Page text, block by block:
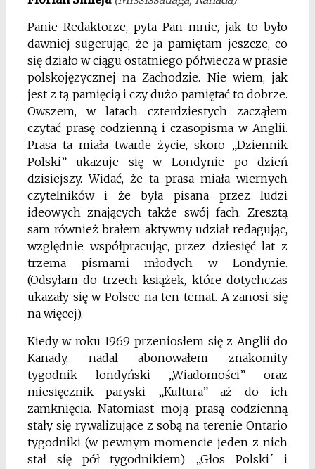
Panie Redaktorze, pyta Pan mnie, jak to było
dawniej sugerując, że ja pamiętam jeszcze, co
się działo w ciągu ostatniego półwiecza w prasie
polskojęzycznej na Zachodzie. Nie wiem, jak
jest z tą pamięcią i czy dużo pamiętać to dobrze.
Owszem, w latach czterdziestych zacząłem
czytać prasę codzienną i czasopisma w Anglii.
Prasa ta miała twarde życie, skoro „Dziennik
Polski” ukazuje się w Londynie po dzień
dzisiejszy. Widać, że ta prasa miała wiernych
czytelników i że była pisana przez ludzi
ideowych znających także swój fach. Zresztą
sam również brałem aktywny udział redagując,
względnie współpracując, przez dziesięć lat z
trzema pismami młodych w Londynie.
(Odsyłam do trzech książek, które dotychczas
ukazały się w Polsce na ten temat. A zanosi się
na więcej).
Kiedy w roku 1969 przeniosłem się z Anglii do
Kanady, nadal abonowałem znakomity
tygodnik londyński „Wiadomości” oraz
miesięcznik paryski „Kultura” aż do ich
zamknięcia. Natomiast moją prasą codzienną
stały się rywalizujące z sobą na terenie Ontario
tygodniki (w pewnym momencie jeden z nich
stał się pół tygodnikiem) „Głos Polski´ i